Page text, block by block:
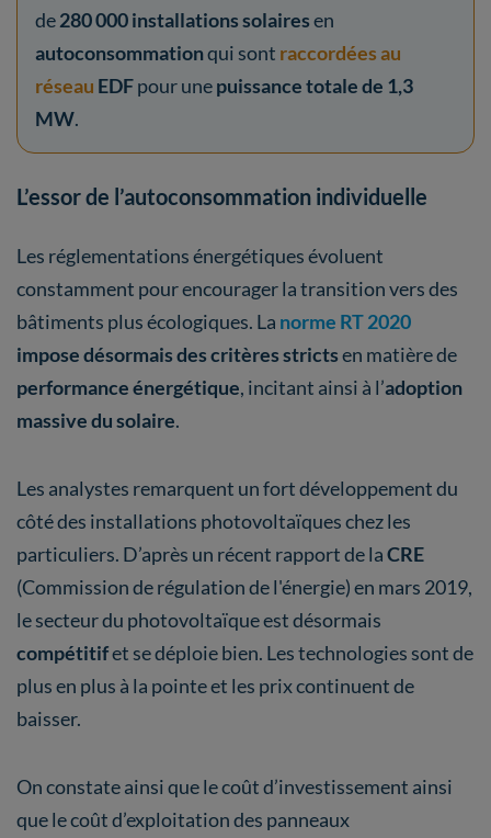
de280 000 installations solairesen
autoconsommationqui sont raccordées au
réseau EDFpour unepuissance totale de 1,3
MW.
L’essor de l’autoconsommation individuelle
Les réglementations énergétiques évoluent
constamment pour encourager la transition vers des
bâtiments plus écologiques. La norme RT 2020
impose désormais des critères strictsen matière de
performance énergétique, incitant ainsi à l’adoption
massive du solaire.
Les analystes remarquent un fort développement du
côté des installations photovoltaïques chez les
particuliers. D’après un récent rapport de laCRE
(Commission de régulation de l'énergie) en mars 2019,
le secteur du photovoltaïque est désormais
compétitifet se déploie bien. Les technologies sont de
plus en plus à la pointe et les prix continuent de
baisser.
On constate ainsi que le coût d’investissement ainsi
que le coût d’exploitation des panneaux